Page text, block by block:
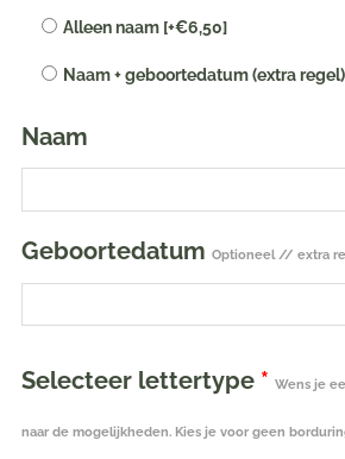
Alleen naam [+€6,50]
Naam + geboortedatum (extra regel)
Naam
Geboortedatum Optioneel // extra
Selecteer lettertype * Wens je
naar de mogelijkheden. Kies je voor geen
geborduurd
cm
ivory